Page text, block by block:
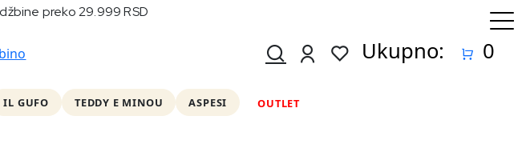
preko 29.999 RSD
0
Ukupno:
IL GUFO TEDDY E MINOU ASPESI OUTLET